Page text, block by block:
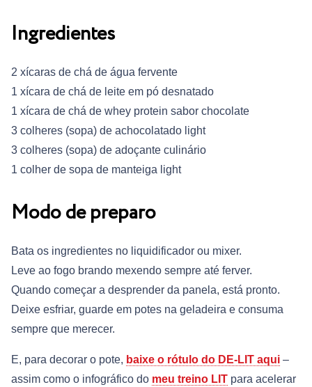
Ingredientes
2 xícaras de chá de água fervente
1 xícara de chá de leite em pó desnatado
1 xícara de chá de whey protein sabor chocolate
3 colheres (sopa) de achocolatado light
3 colheres (sopa) de adoçante culinário
1 colher de sopa de manteiga light
Modo de preparo
Bata os ingredientes no liquidificador ou mixer.
Leve ao fogo brando mexendo sempre até ferver.
Quando começar a desprender da panela, está pronto.
Deixe esfriar, guarde em potes na geladeira e consuma
sempre que merecer.
E, para decorar o pote, baixe o rótulo do DE-LIT aqui –
assim como o infográfico do meu treino LIT para acelerar